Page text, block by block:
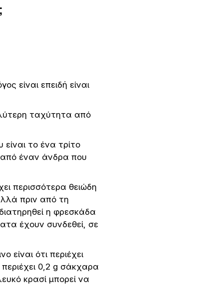
είναι επειδή είναι
ταχύτητα από
το ένα τρίτο
από έναν άνδρα που
περισσότερα θειώδη
πριν από τη
η φρεσκάδα
έχουν συνδεθεί, σε
είναι ότι περιέχει
0,2 g σάκχαρα
κρασί μπορεί να